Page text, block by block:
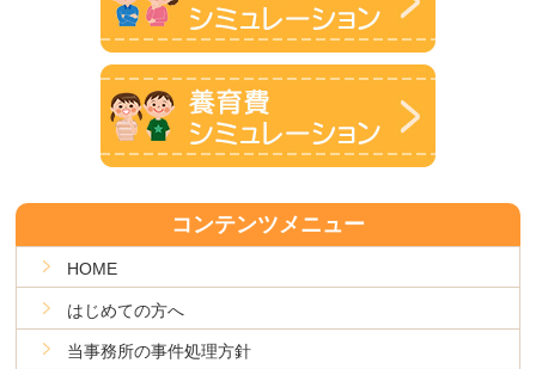
コンテンツメニュー
HOME
はじめての方へ
当事務所の事件処理方針